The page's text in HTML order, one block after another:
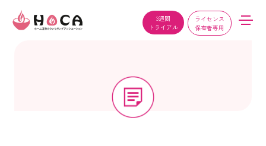
3週間
トライアル
ライセンス
保有者専用